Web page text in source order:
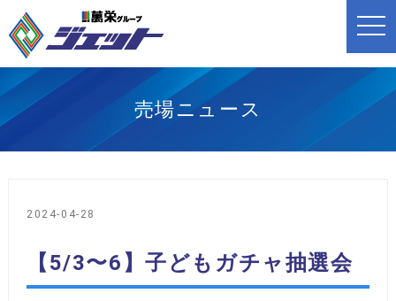
t
o
n
g
売場ニュース
2024-04-28
【5/3〜6】子どもガチャ抽選会